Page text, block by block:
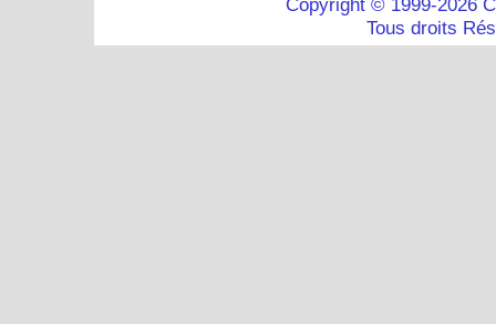
Copyright © 1999-2026
Tous droits